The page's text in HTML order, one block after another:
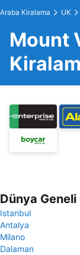
Araba Kiralama UK
Mount
Dünya
Istanbul
Antalya
Milano
Dalaman